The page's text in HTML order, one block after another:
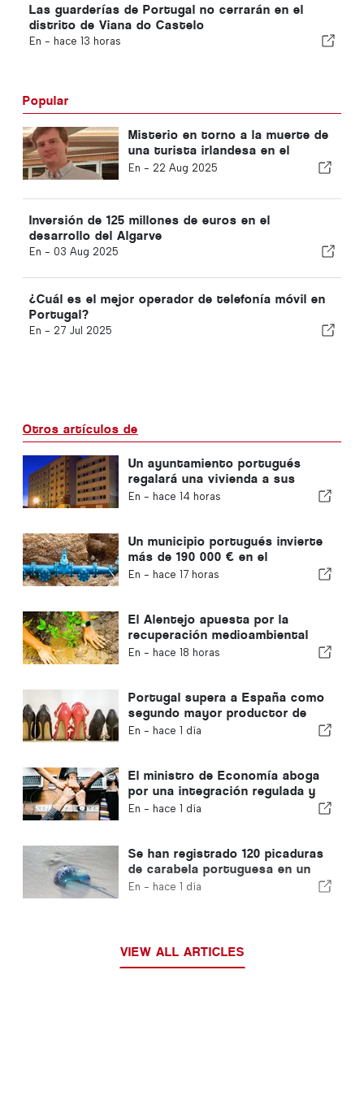
Las guarderías de Portugal no cerrarán en el
distrito de Viana do Castelo
En - hace 13 horas
Popular
Misterio en torno a la muerte de
una turista irlandesa en el
Algarve
En - 22 Aug 2025
Inversión de 125 millones de euros en el
desarrollo del Algarve
En - 03 Aug 2025
¿Cuál es el mejor operador de telefonía móvil en
Portugal?
En - 27 Jul 2025
Otros artículos de
Un ayuntamiento portugués
regalará una vivienda a sus
ciudadanos
En - hace 14 horas
Un municipio portugués invierte
más de 190 000 € en el
suministro de agua
En - hace 17 horas
El Alentejo apuesta por la
recuperación medioambiental
con fondos europeos
En - hace 18 horas
Portugal supera a España como
segundo mayor productor de
calzado de Europa
En - hace 1 día
El ministro de Economía aboga
por una integración regulada y
garantiza una vía rápida para los
En - hace 1 día
Se han registrado 120 picaduras
de carabela portuguesa en un
solo día
En - hace 1 día
VIEW ALL ARTICLES